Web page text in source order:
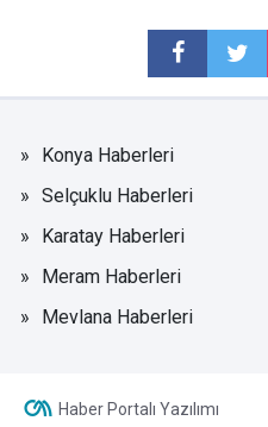
Konya Haberleri
Selçuklu Haberleri
Karatay Haberleri
Meram Haberleri
Mevlana Haberleri
Haber Portalı Yazılımı